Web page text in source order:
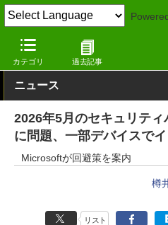
カテゴリ 過去記事
窓の杜 システム・ファイル
ニュース
2026年5月のセキュリティ
に問題、一部デバイスで
Microsoftが回避策を案内
樽
リスト